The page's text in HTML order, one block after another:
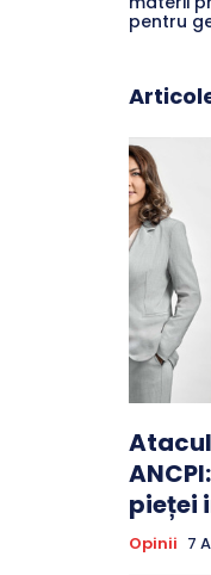
pentru
pieței
Opinii 7